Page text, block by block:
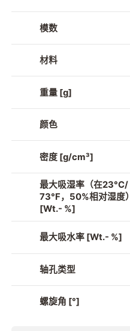
模数
材料
重量 [g]
颜色
密度 [g/cm³]
最大吸湿率（在23°C/
73°F，50%相对湿度）
[Wt.- %]
最大吸水率 [Wt.- %]
轴孔类型
螺旋角 [°]